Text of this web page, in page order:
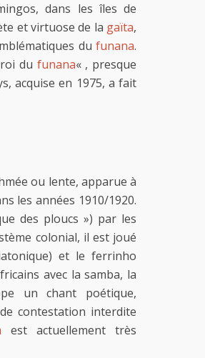
dans les îles de
et virtuose de la gaïta,
dufunana.
du funana« , presque
acquise en 1975, a fait
ou lente, apparue à
les années 1910/1920.
des ploucs ») par les
colonial, il est joué
et le ferrinho
avec la samba, la
un chant poétique,
contestation interdite
est actuellement très